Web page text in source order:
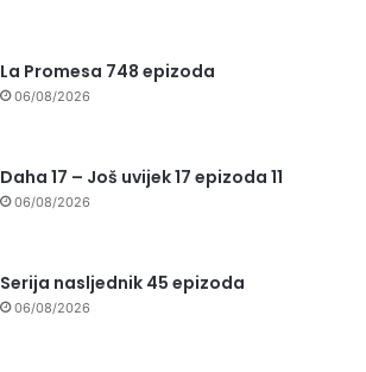
La Promesa 748 epizoda
06/08/2026
Daha 17 – Još uvijek 17 epizoda 11
06/08/2026
Serija nasljednik 45 epizoda
06/08/2026